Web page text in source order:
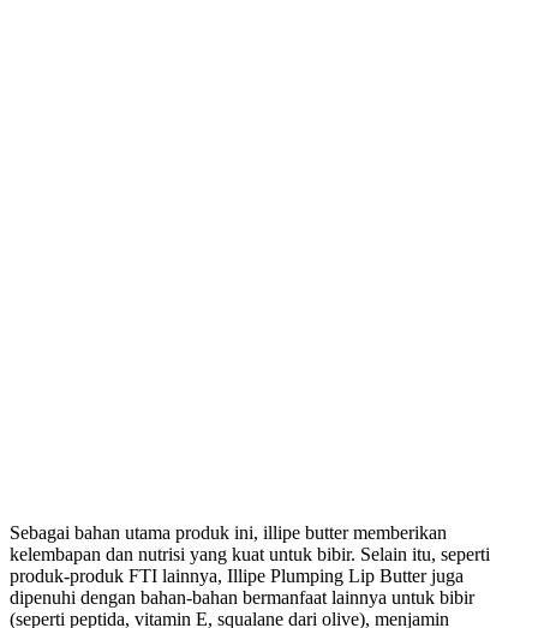
Sebagai bahan utama produk ini, illipe butter memberikan
kelembapan dan nutrisi yang kuat untuk bibir. Selain itu, seperti
produk-produk FTI lainnya, Illipe Plumping Lip Butter juga
dipenuhi dengan bahan-bahan bermanfaat lainnya untuk bibir
(seperti peptida, vitamin E, squalane dari olive), menjamin